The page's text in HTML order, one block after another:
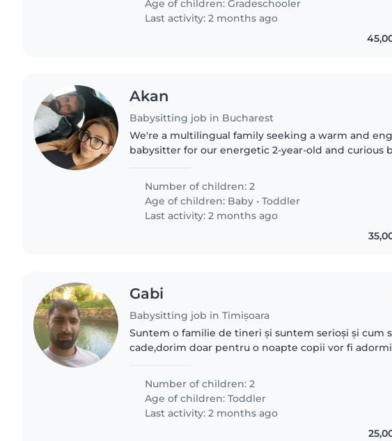
Age of children:Gradeschooler
Last activity: 2 months ago
Akan
Babysitting job in Bucharest
We're a multilingual family seeking a warm and
babysitter for our energetic 2-year-old and curious
who can keep..
Number of children: 2
Age of children: Baby •Toddler
Last activity: 2 months ago
Gabi
Babysitting job in Timișoara
Suntem o familie de tineri și suntem serioși și cum
cade,dorim doar pentru o noapte copii vor fi
Number of children: 2
Age of children:Toddler
Last activity: 2 months ago